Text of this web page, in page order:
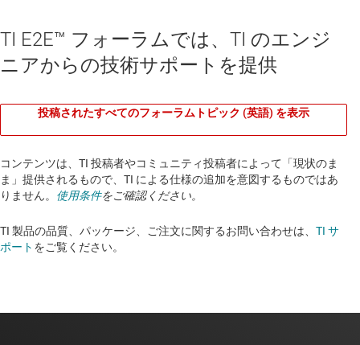
TI E2E™ フォーラムでは、TI のエンジ
ニアからの技術サポートを提供
投稿されたすべてのフォーラムトピック (英語) を表示
コンテンツは、TI 投稿者やコミュニティ投稿者によって「現状のま
ま」提供されるもので、TI による仕様の追加を意図するものではあ
りません。 使用条件をご確認ください。
TI 製品の品質、パッケージ、ご注文に関するお問い合わせは、 TI サ
ポート をご覧ください。​​​​​​​​​​​​​​